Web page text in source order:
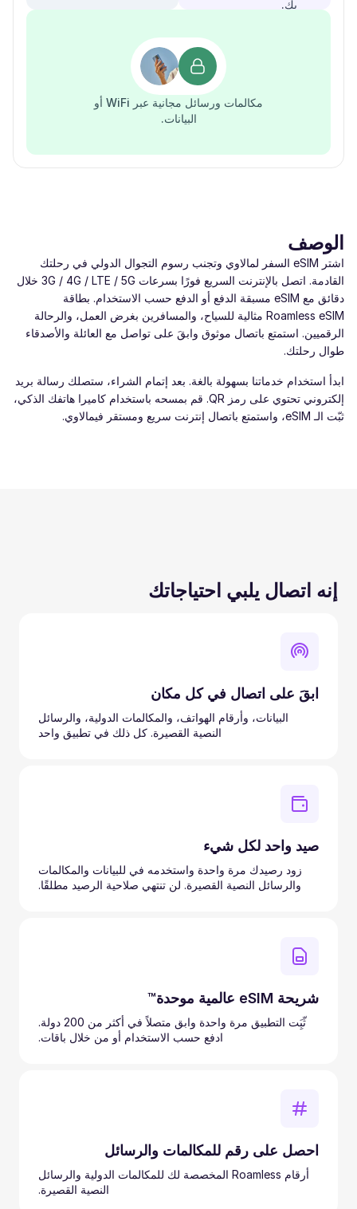
بك.
مكالمات ورسائل مجانية عبر WiFi أو
البيانات.
الوصف
اشتر eSIM السفر لمالاوي وتجنب رسوم التجوال الدولي في رحلتك
القادمة. اتصل بالإنترنت السريع فورًا بسرعات ‎3G / 4G / LTE / 5G‎ خلال
دقائق مع eSIM مسبقة الدفع أو الدفع حسب الاستخدام. بطاقة
Roamless eSIM مثالية للسياح، والمسافرين بغرض العمل، والرحالة
الرقميين. استمتع باتصال موثوق وابقَ على تواصل مع العائلة والأصدقاء
طوال رحلتك.
ابدأ استخدام خدماتنا بسهولة بالغة. بعد إتمام الشراء، ستصلك رسالة بريد
إلكتروني تحتوي على رمز QR. قم بمسحه باستخدام كاميرا هاتفك الذكي،
ثبّت الـ eSIM، واستمتع باتصال إنترنت سريع ومستقر فيمالاوي.
إنه اتصال يلبي احتياجاتك
ابقَ على اتصال في كل مكان
البيانات، وأرقام الهواتف، والمكالمات الدولية، والرسائل
النصية القصيرة. كل ذلك في تطبيق واحد
صيد واحد لكل شيء
زود رصيدك مرة واحدة واستخدمه في للبيانات والمكالمات
والرسائل النصية القصيرة. لن تنتهي صلاحية الرصيد مطلقًا.
شريحة eSIM عالمية موحدة™
ثّبَِت التطبيق مرة واحدة وابق متصلاً في أكثر من 200 دولة.
ادفع حسب الاستخدام أو من خلال باقات.
احصل على رقم للمكالمات والرسائل
أرقام Roamless المخصصة لك للمكالمات الدولية والرسائل
النصية القصيرة.